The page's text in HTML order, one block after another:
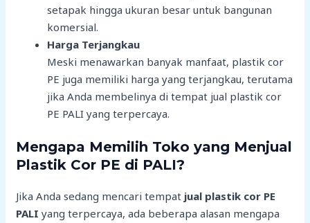
setapak hingga ukuran besar untuk bangunan
komersial.
Harga Terjangkau
Meski menawarkan banyak manfaat, plastik cor
PE juga memiliki harga yang terjangkau, terutama
jika Anda membelinya di tempat jual plastik cor
PE PALI yang terpercaya.
Mengapa Memilih Toko yang Menjual
Plastik Cor PE di PALI?
Jika Anda sedang mencari tempat jual plastik cor PE
PALI yang terpercaya, ada beberapa alasan mengapa